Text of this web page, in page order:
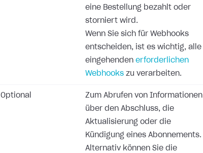
eine Bestellung bezahlt oder
storniert wird.
Wenn Sie sich für Webhooks
entscheiden, ist es wichtig, alle
eingehenden erforderlichen
Webhooks zu verarbeiten.
Optional
Zum Abrufen von Informationen
über den Abschluss, die
Aktualisierung oder die
Kündigung eines Abonnements.
Alternativ können Sie die